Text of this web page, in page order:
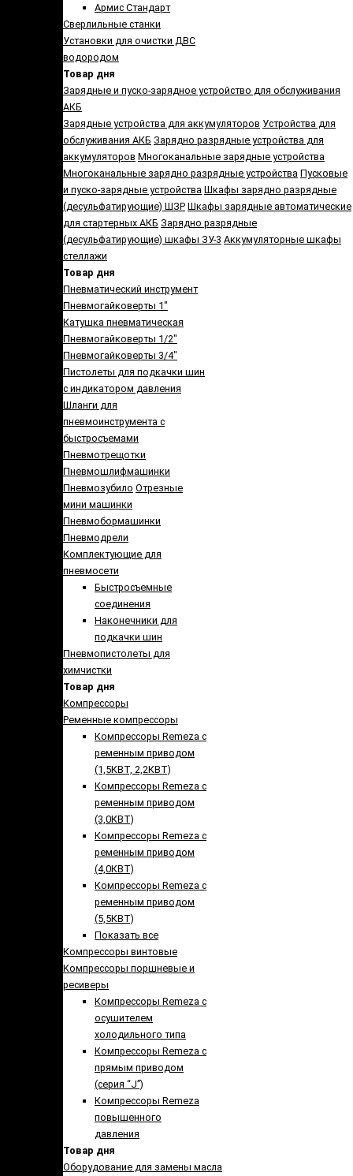
Армис Стандарт
Сверлильные станки
Установки для очистки ДВС
водородом
Товар дня
Зарядные и пуско-зарядное устройство для обслуживания
АКБ
Зарядные устройства для аккумуляторов Устройства для
обслуживания АКБ Зарядно разрядные устройства для
аккумуляторов Многоканальные зарядные устройства
Многоканальные зарядно разрядные устройства Пусковые
и пуско-зарядные устройства Шкафы зарядно разрядные
(десульфатирующие) ШЗР Шкафы зарядные автоматические
для стартерных АКБ Зарядно разрядные
(десульфатирующие) шкафы ЗУ-3 Аккумуляторные шкафы
стеллажи
Товар дня
Пневматический инструмент
Пневмогайковерты 1"
Катушка пневматическая
Пневмогайковерты 1/2"
Пневмогайковерты 3/4"
Пистолеты для подкачки шин
с индикатором давления
Шланги для
пневмоинструмента с
быстросъемами
Пневмотрещотки
Пневмошлифмашинки
Пневмозубило Отрезные
мини машинки
Пневмобормашинки
Пневмодрели
Комплектующие для
пневмосети
Быстросъемные
соединения
Наконечники для
подкачки шин
Пневмопистолеты для
химчистки
Товар дня
Компрессоры
Ременные компрессоры
Компрессоры Remeza с
ременным приводом
(1,5КВТ, 2,2КВТ)
Компрессоры Remeza с
ременным приводом
(3,0КВТ)
Компрессоры Remeza с
ременным приводом
(4,0КВТ)
Компрессоры Remeza с
ременным приводом
(5,5КВТ)
Показать все
Компрессоры винтовые
Компрессоры поршневые и
ресиверы
Компрессоры Remeza с
осушителем
холодильного типа
Компрессоры Remeza с
прямым приводом
(серия “J”)
Компрессоры Remeza
повышенного
давления
Товар дня
Оборудование для замены масла